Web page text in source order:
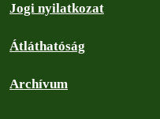
Jogi nyilatkozat
Átláthatóság
Archívum